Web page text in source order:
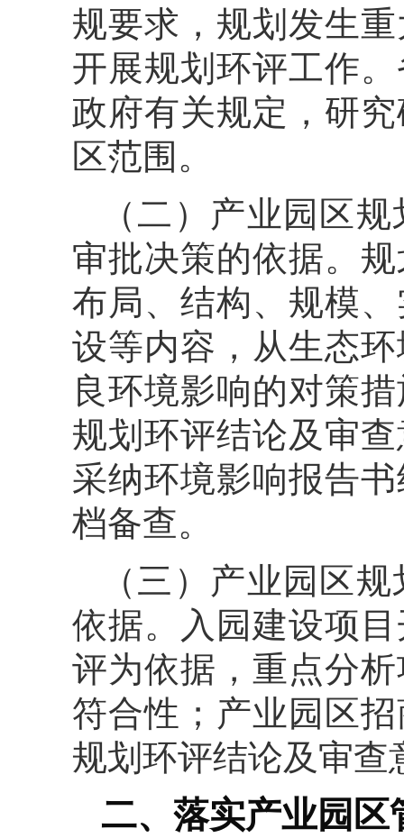
规要求，规划发生
开展规划环评工作
政府有关规定，研
区范围。
（二）产业园区
审批决策的依据。
布局、结构、规模
设等内容，从生态
良环境影响的对策
规划环评结论及审
采纳环境影响报告
档备查。
（三）产业园区
依据。入园建设项
评为依据，重点分
符合性；产业园区
规划环评结论及审查
二、落实产业园